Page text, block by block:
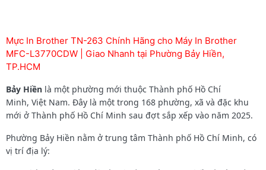
Mực In Brother TN-263 Chính Hãng cho Máy In Brother
MFC-L3770CDW | Giao Nhanh tại Phường Bảy Hiền,
TP.HCM
Bảy Hiền là một phường mới thuộc Thành phố Hồ Chí
Minh, Việt Nam. Đây là một trong 168 phường, xã và đặc khu
mới ở Thành phố Hồ Chí Minh sau đợt sắp xếp vào năm 2025.
Phường Bảy Hiền nằm ở trung tâm Thành phố Hồ Chí Minh, có
vị trí địa lý: